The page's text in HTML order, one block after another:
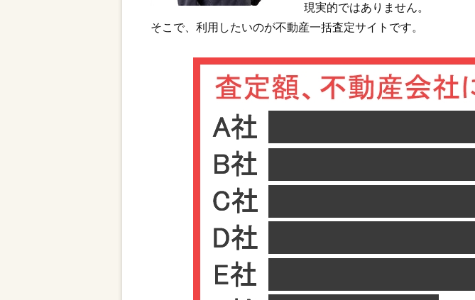
現実的ではありません。
そこで、利用したいのが不動産一括査定サイトです。